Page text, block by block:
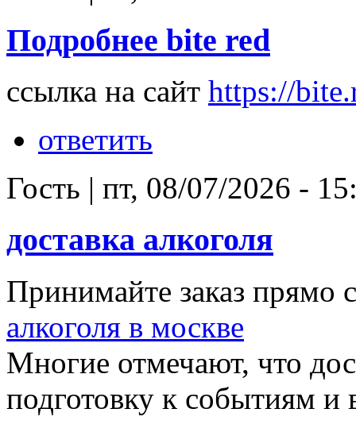
Подробнее bite red
ссылка на сайт https://
ответить
Гость | пт, 08/07/2026 -
доставка алкоголя
Принимайте заказ
алкоголя в москве
Многие отмечают, что
подготовку к событиям и